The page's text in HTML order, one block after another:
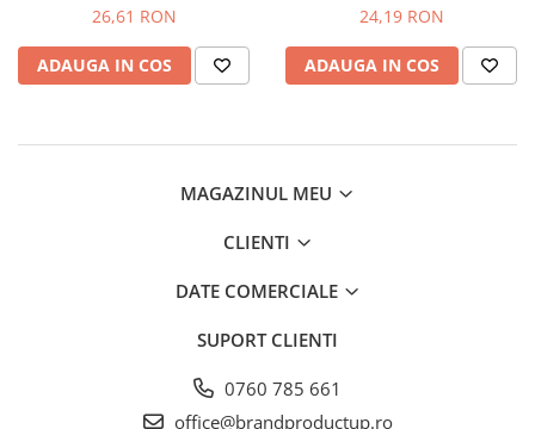
26,61 RON
ADAUGA IN COS
24,19 RON
ADAUGA IN COS
MAGAZINUL MEU
CLIENTI
DATE COMERCIALE
SUPORT CLIENTI
0760 785 661
office@brandproductup.ro